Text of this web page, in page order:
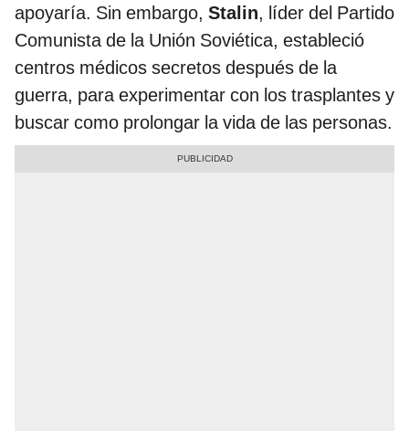
apoyaría. Sin embargo, Stalin, líder del Partido
Comunista de la Unión Soviética, estableció
centros médicos secretos después de la
guerra, para experimentar con los trasplantes y
buscar como prolongar la vida de las personas.